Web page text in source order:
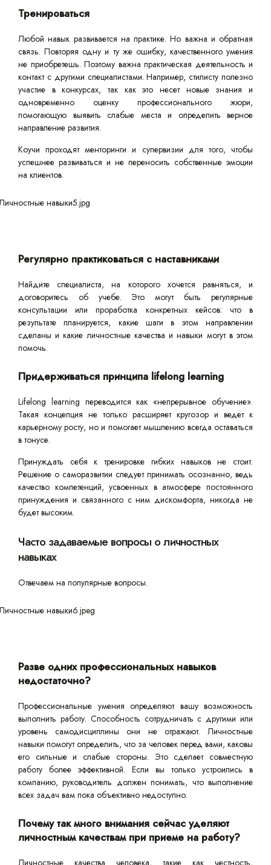
Тренироваться
Любой навык развивается на практике. Но важна и обратная
связь. Повторяя одну и ту же ошибку, качественного умения
не приобретешь. Поэтому важна практическая деятельность и
контакт с другими специалистами. Например, стилисту полезно
участие в конкурсах, так как это несет новые знания и
одновременно оценку профессионального жюри,
помогающую выявить слабые места и определить верное
направление развития.
Коучи проходят менторинги и супервизии для того, чтобы
успешнее развиваться и не переносить собственные эмоции
на клиентов.
Регулярно практиковаться с наставниками
Найдите специалиста, на которого хочется равняться, и
договоритесь об учебе. Это могут быть регулярные
консультации или проработка конкретных кейсов: что в
результате планируется, какие шаги в этом направлении
сделаны и какие личностные качества и навыки могут в этом
помочь.
Придерживаться принципа lifelong learning
Lifelong learning переводится как «непрерывное обучение».
Такая концепция не только расширяет кругозор и ведет к
карьерному росту, но и помогает мышлению всегда оставаться
в тонусе.
Принуждать себя к тренировке гибких навыков не стоит.
Решение о саморазвитии следует принимать осознанно, ведь
качество компетенций, усвоенных в атмосфере постоянного
принуждения и связанного с ним дискомфорта, никогда не
будет высоким.
Часто задаваемые вопросы о личностных
навыках
Отвечаем на популярные вопросы.
Разве одних профессиональных навыков
недостаточно?
Профессиональные умения определяют вашу возможность
выполнить работу. Способность сотрудничать с другими или
уровень самодисциплины они не отражают. Личностные
навыки помогут определить, что за человек перед вами, каковы
его сильные и слабые стороны. Это сделает совместную
работу более эффективной. Если вы только устроились в
компанию, руководитель должен понимать, что выполнение
всех задач вам пока объективно недоступно.
Почему так много внимания сейчас уделяют
личностным качествам при приеме на работу?
Личностные качества человека, такие как честность,